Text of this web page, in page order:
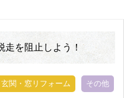
を阻止しよう！
玄関・窓リフォーム その他